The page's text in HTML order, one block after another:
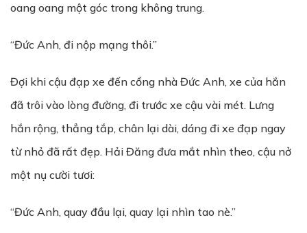
oang oang một góc trong không trung.
“Đức Anh, đi nộp mạng thôi.”
Đợi khi cậu đạp xe đến cổng nhà Đức Anh, xe của hắn
đã trôi vào lòng đường, đi trước xe cậu vài mét. Lưng
hắn rộng, thẳng tắp, chân lại dài, dáng đi xe đạp ngay
từ nhỏ đã rất đẹp. Hải Đăng đưa mắt nhìn theo, cậu nở
một nụ cười tươi:
“Đức Anh, quay đầu lại, quay lại nhìn tao nè.”